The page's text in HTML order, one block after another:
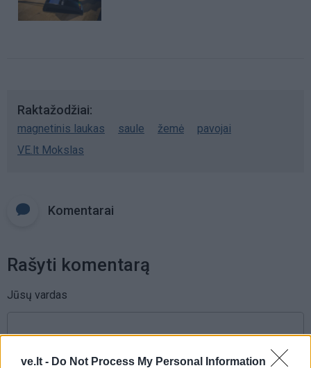
ve.lt - Do Not Process My Personal Information
Raktažodžiai
magnetinis laukas saule žemė
pavojai
VE.lt Mokslas
Komentarai
Rašyti komentarą
Jūsų vardas
Komentaras